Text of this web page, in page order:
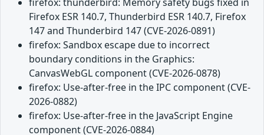
Firefox ESR 140.7, Thunderbird ESR 140.7, Firefox
147 and Thunderbird 147 (CVE-2026-0891)
firefox: Sandbox escape due to incorrect
boundary conditions in the Graphics:
CanvasWebGL component (CVE-2026-0878)
firefox: Use-after-free in the IPC component (CVE-
2026-0882)
firefox: Use-after-free in the JavaScript Engine
component (CVE-2026-0884)